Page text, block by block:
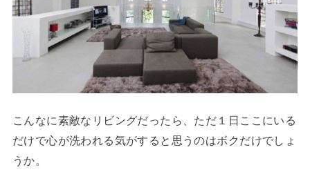
こんなに素敵なリビングだったら、ただ１日ここにいる
だけで心が洗われる気がすると思うのはボクだけでしょ
うか。